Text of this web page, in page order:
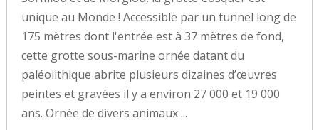
unique au Monde ! Accessible par un tunnel long de
175 mètres dont l'entrée est à 37 mètres de fond,
cette grotte sous-marine ornée datant du
paléolithique abrite plusieurs dizaines d’œuvres
peintes et gravées il y a environ 27 000 et 19 000
ans. Ornée de divers animaux ...